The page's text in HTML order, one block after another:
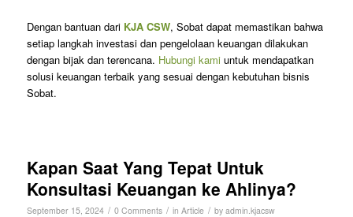
Dengan bantuan dari KJA CSW, Sobat dapat memastikan bahwa
setiap langkah investasi dan pengelolaan keuangan dilakukan
dengan bijak dan terencana. Hubungi kamiuntuk mendapatkan
solusi keuangan terbaik yang sesuai dengan kebutuhan bisnis
Sobat.
Kapan Saat Yang Tepat Untuk
Konsultasi Keuangan ke Ahlinya?
September 15, 2024 / 0 Comments / in Article / by admin.kjacsw